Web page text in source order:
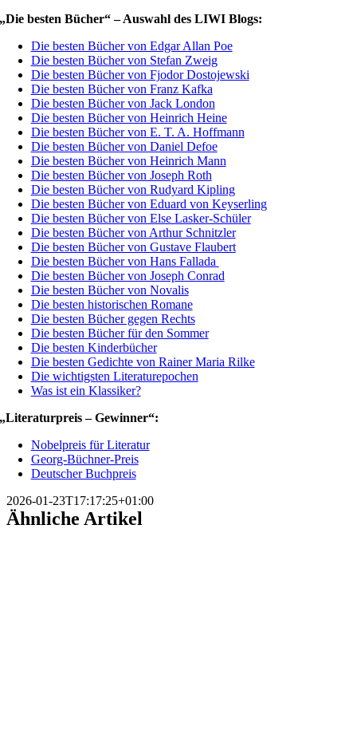
besten Bücher“ – Auswahl des LIWI Blogs:
Die besten Bücher von Edgar Allan Poe
Die besten Bücher von Stefan Zweig
Die besten Bücher von Fjodor Dostojewski
Die besten Bücher von Franz Kafka
Die besten Bücher von Jack London
Die besten Bücher von Heinrich Heine
Die besten Bücher von E. T. A. Hoffmann
Die besten Bücher von Daniel Defoe
Die besten Bücher von Heinrich Mann
Die besten Bücher von Joseph Roth
Die besten Bücher von Rudyard Kipling
Die besten Bücher von Eduard von Keyserling
Die besten Bücher von Else Lasker-Schüler
Die besten Bücher von Arthur Schnitzler
Die besten Bücher von Gustave Flaubert
Die besten Bücher von Hans Fallada
Die besten Bücher von Joseph Conrad
Die besten Bücher von Novalis
Die besten historischen Romane
Die besten Bücher gegen Rechts
Die besten Bücher für den Sommer
Die besten Kinderbücher
Die besten Gedichte von Rainer Maria Rilke
Die wichtigsten Literaturepochen
Was ist ein Klassiker?
– Gewinner“:
Nobelpreis für Literatur
Georg-Büchner-Preis
Deutscher Buchpreis
2026-01-23T17:17:25+01:00
Ähnliche Artikel